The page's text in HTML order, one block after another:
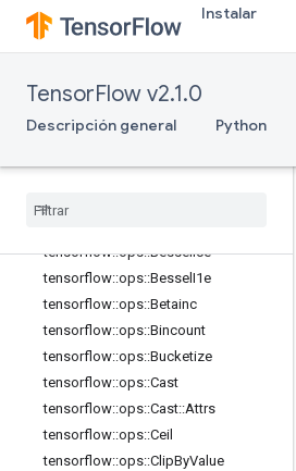
Instalar
TensorFlow v2.1.0
Descripción general Python
tensorflow::ops::Asinh
tensorflow::ops::Atan
tensorflow::ops::Atanh
tensorflow::ops::BatchMatMul
tensorflow
tensorflow::ops::BesselI0e
tensorflow::ops::Bessel I1e
tensorflow::ops::Betainc
tensorflow::ops::Bincount
tensorflow::ops::Bucketize
tensorflow::ops::Cast
tensorflow::ops::Cast::Attrs
tensorflow::ops::Ceil
tensorflow::ops::ClipByValue